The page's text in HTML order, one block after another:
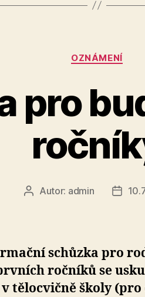
Rubriky
OZNÁMENÍ
pro
AutorAutor: admin
Datum
schůzka pro
ročníků se
tělocvičně školy